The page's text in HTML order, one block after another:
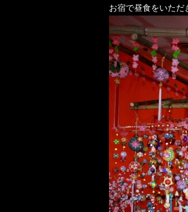
お宿で昼食をいただ